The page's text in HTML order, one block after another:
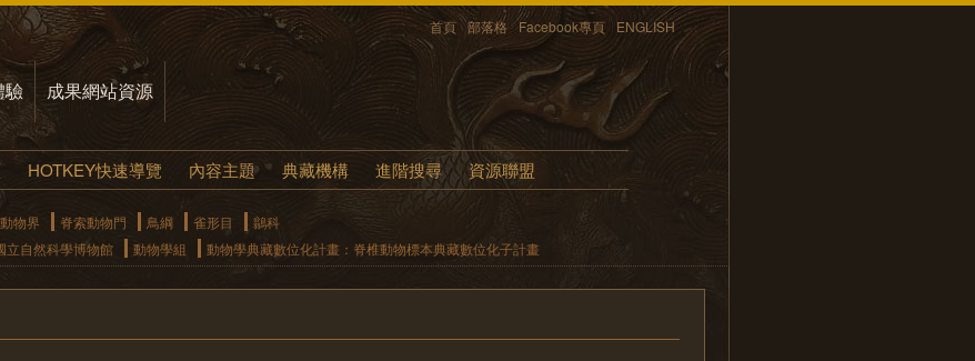
首頁 部落格 Facebook專頁 ENGLISH
驗 成果網站資源
HOTKEY快速導覽 內容主題 典藏機構 進階搜尋 資源聯盟
動物界 脊索動物門 鳥綱 雀形目
鶲科
立自然科學博物館 動物學組 動物學典藏數位化計畫：脊椎動物標本典藏數位化子計畫